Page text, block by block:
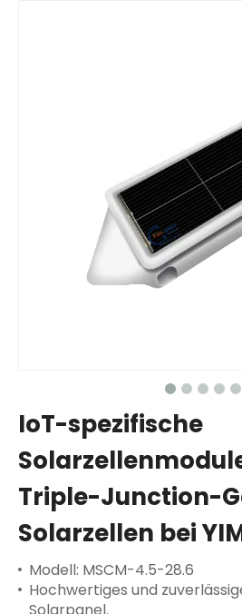
IoT-spezifische
Triple-Junction-
Solarzellen bei
Modell: MSCM-4.5-28.6
Hochwertiges und